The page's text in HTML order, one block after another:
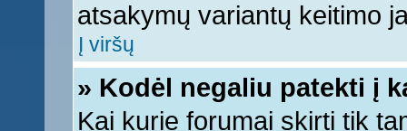
atsakymų variantų keitimo
Į viršų
» Kodėl negaliu patekti į
Kai kurie forumai skirti tik